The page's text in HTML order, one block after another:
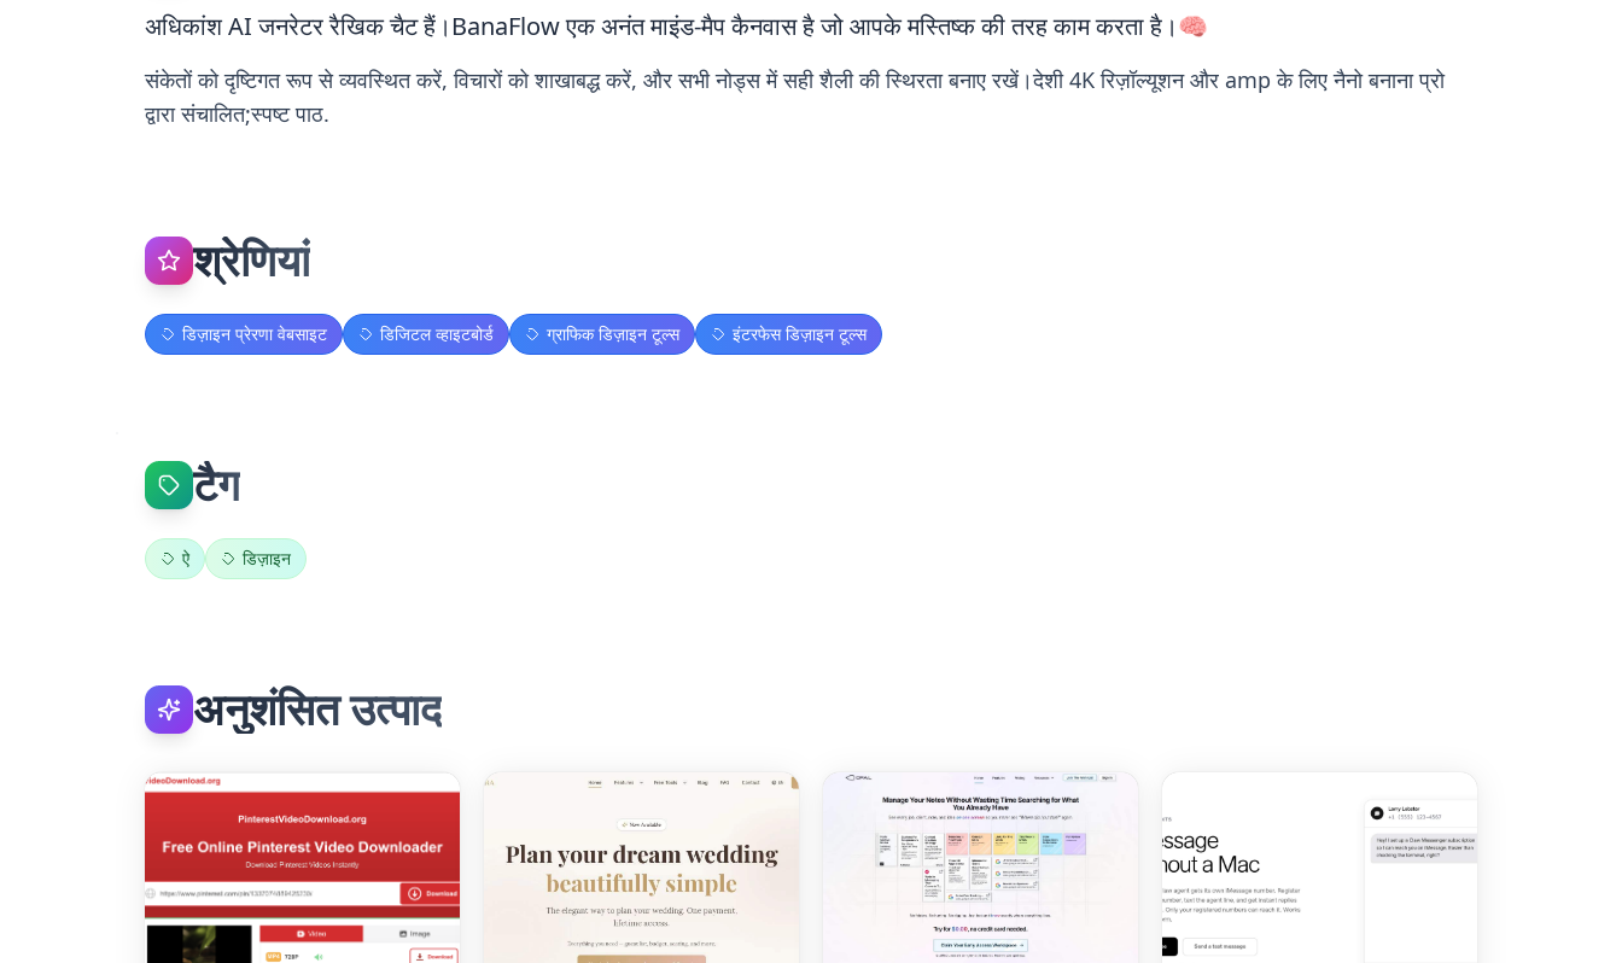
अधिकांश AI जनरेटर रैखिक चैट हैं।BanaFlow एक अनंत माइंड-मैप कैनवास है जो आपके मस्तिष्क की तरह काम करता है।🧠
संकेतों को दृष्टिगत रूप से व्यवस्थित करें, विचारों को शाखाबद्ध करें, और सभी नोड्स में सही शैली की स्थिरता बनाए रखें।देशी 4K रिज़ॉल्यूशन और amp के लिए नैनो बनाना प्रो
द्वारा संचालित;स्पष्ट पाठ.
श्रेणियां
डिज़ाइन प्रेरणा वेबसाइट डिजिटल व्हाइटबोर्ड ग्राफिक डिज़ाइन टूल्स इंटरफेस डिज़ाइन टूल्स
टैग
ऐ डिज़ाइन
अनुशंसित उत्पाद